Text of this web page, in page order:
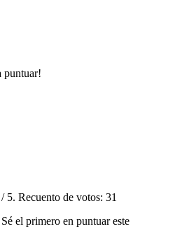
puntuar!
/ 5. Recuento de votos: 31
el primero en puntuar este